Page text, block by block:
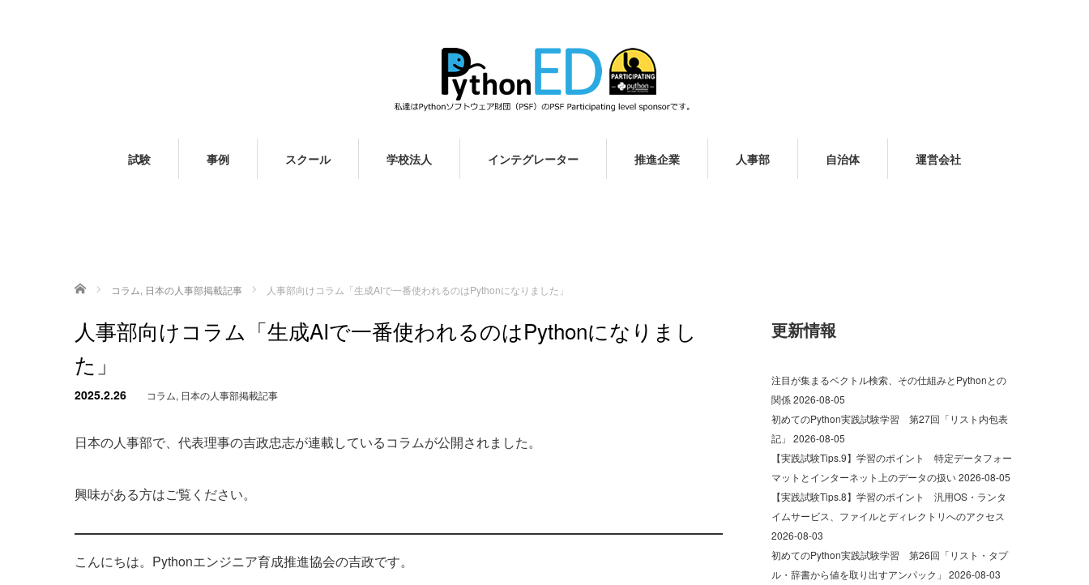
試験 事例 スクール 学校法人 インテグレーター 推進企業 人事部 自治体 運営会社
ホーム コラム, 日本の人事部掲載記事 人事部向けコラム「生成AIで一番使われるのはPythonになりました」
人事部向けコラム「生成AIで一番使われるのはPythonになりまし
た」
2025.2.26 コラム, 日本の人事部掲載記事
日本の人事部で、代表理事の吉政忠志が連載しているコラムが公開されました。
興味がある方はご覧ください。
こんにちは。Pythonエンジニア育成推進協会の吉政です。
更新情報
注目が集まるベクトル検索、その仕組みとPythonとの
関係2026-08-05
初めてのPython実践試験学習 第27回「リスト内包表
記」 2026-08-05
【実践試験Tips.9】学習のポイント 特定データフォー
マットとインターネット上のデータの扱い2026-08-05
【実践試験Tips.8】学習のポイント 汎用OS・ランタ
イムサービス、ファイルとディレクトリへのアクセス
2026-08-03
初めてのPython実践試験学習 第26回「リスト・タプ
ル・辞書から値を取り出すアンパック」 2026-08-03